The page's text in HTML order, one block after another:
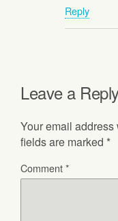
Reply
Leave a
Your email
fields are marked *
Comment*